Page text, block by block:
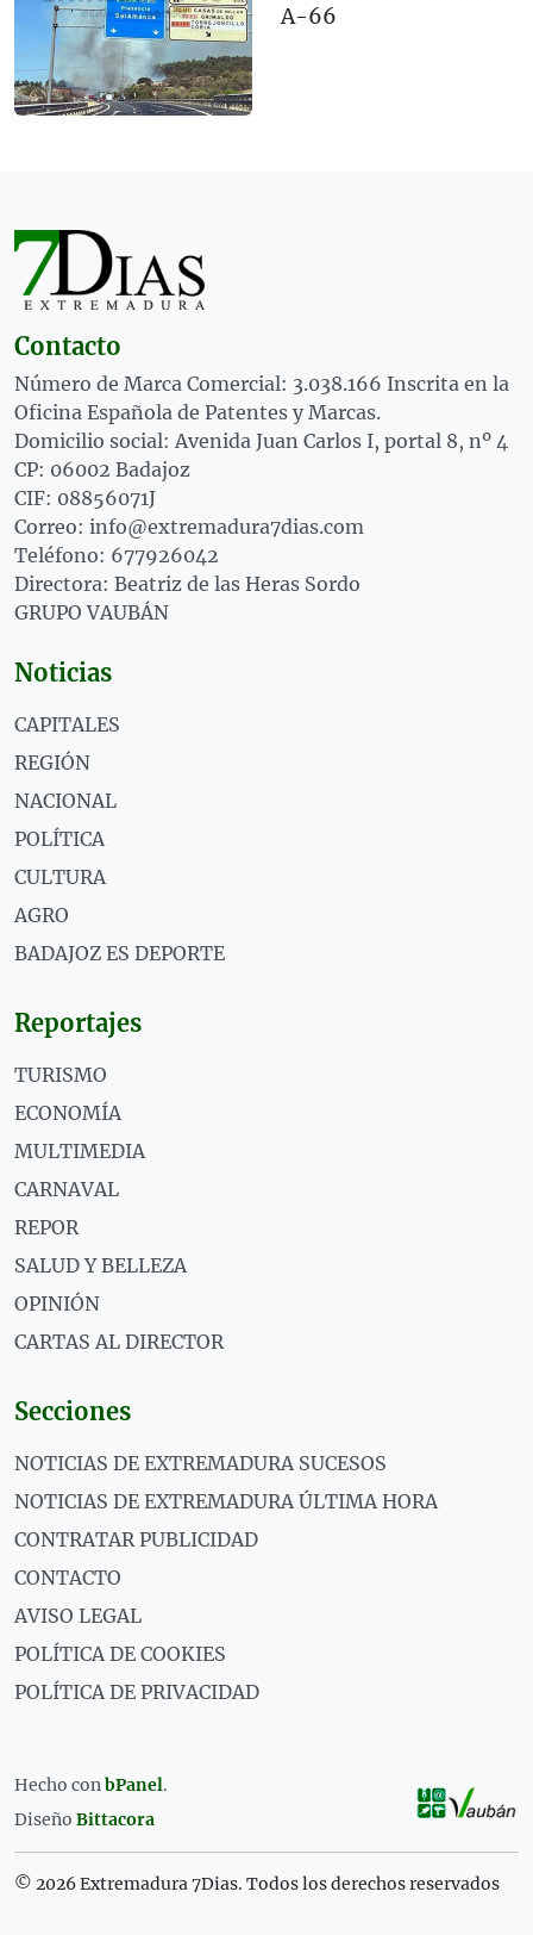
A-66
Contacto
Número de Marca Comercial: 3.038.166 Inscrita en la
Oficina Española de Patentes y Marcas.
Domicilio social: Avenida Juan Carlos I, portal 8, nº 4
CP: 06002 Badajoz
CIF: 08856071J
Correo: info@extremadura7dias.com
Teléfono: 677926042
Directora: Beatriz de las Heras Sordo
GRUPO VAUBÁN
Noticias
CAPITALES
REGIÓN
NACIONAL
POLÍTICA
CULTURA
AGRO
BADAJOZ ES DEPORTE
Reportajes
TURISMO
ECONOMÍA
MULTIMEDIA
CARNAVAL
REPOR
SALUD Y BELLEZA
OPINIÓN
CARTAS AL DIRECTOR
Secciones
NOTICIAS DE EXTREMADURA SUCESOS
NOTICIAS DE EXTREMADURA ÚLTIMA HORA
CONTRATAR PUBLICIDAD
CONTACTO
AVISO LEGAL
POLÍTICA DE COOKIES
POLÍTICA DE PRIVACIDAD
Hecho conbPanel.
Diseño Bittacora
© 2026 Extremadura 7Dias. Todos los derechos reservados